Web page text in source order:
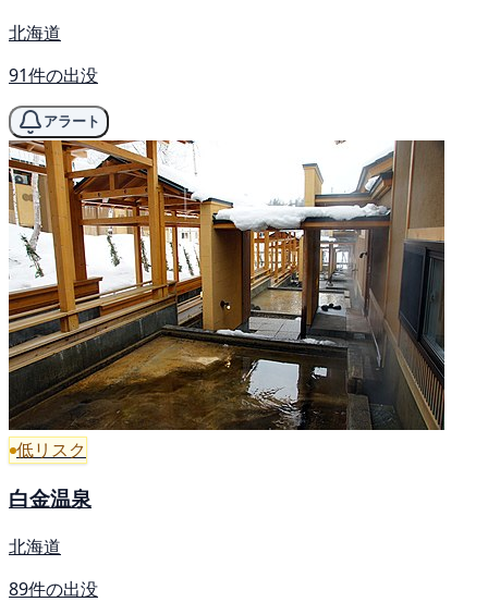
北海道
91件の出没
アラート
低リスク
白金温泉
北海道
89件の出没